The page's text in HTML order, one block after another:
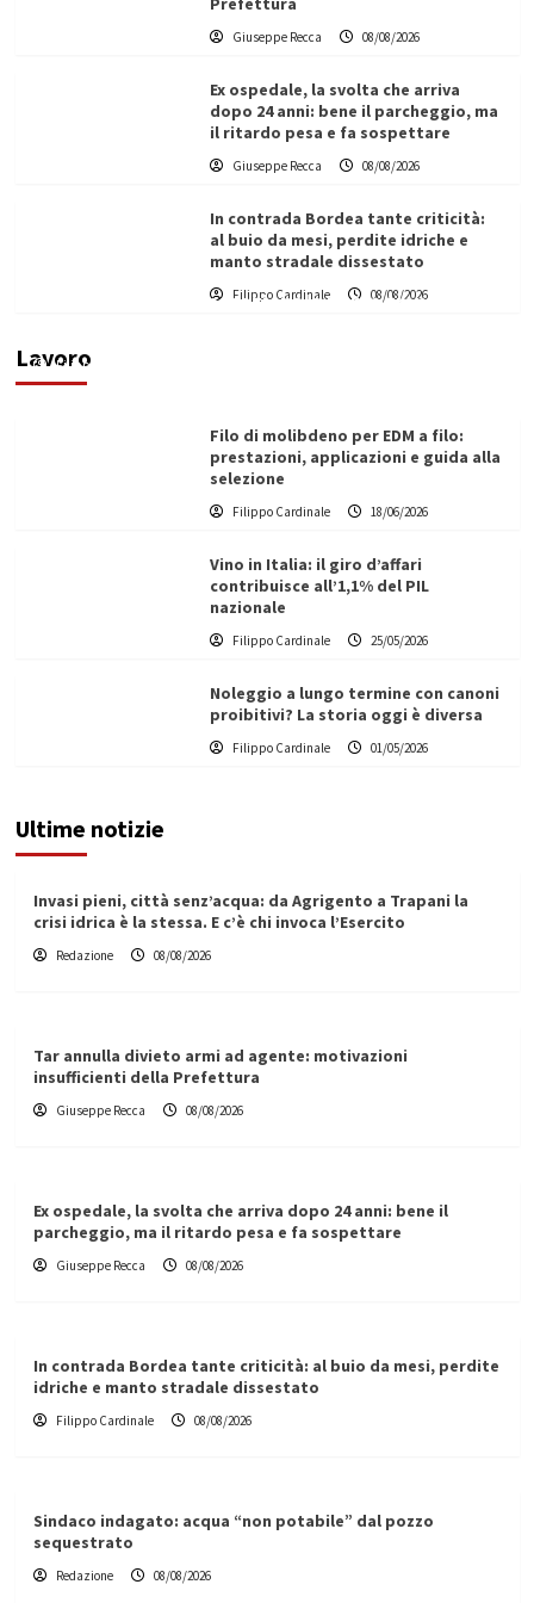
Giuseppe Recca 08/08/2026
Ex ospedale, la svolta che arriva
dopo 24 anni: bene il parcheggio, ma
il ritardo pesa e fa sospettare
Giuseppe Recca 08/08/2026
In contrada Bordea tante criticità:
al buio da mesi, perdite idriche e
manto stradale dissestato
Filippo Cardinale 08/08/2026
Lavoro
L’ingegnere saccense Buscarnera partner chiave
di un progetto transnazionale per la transizione
Filippo Cardinale
Filo di molibdeno per EDM a filo:
prestazioni, applicazioni e guida alla
selezione
Filippo Cardinale 18/06/2026
Vino in Italia: il giro d’affari
contribuisce all’1,1% del PIL
nazionale
Filippo Cardinale 25/05/2026
Noleggio a lungo termine con canoni
proibitivi? La storia oggi è diversa
Filippo Cardinale 01/05/2026
Ultime notizie
Invasi pieni, città senz’acqua: da Agrigento a Trapani la
crisi idrica è la stessa. E c’è chi invoca l’Esercito
Redazione 08/08/2026
Tar annulla divieto armi ad agente: motivazioni
insufficienti della Prefettura
Giuseppe Recca 08/08/2026
Ex ospedale, la svolta che arriva dopo 24 anni: bene il
parcheggio, ma il ritardo pesa e fa sospettare
Giuseppe Recca 08/08/2026
In contrada Bordea tante criticità: al buio da mesi, perdite
idriche e manto stradale dissestato
Filippo Cardinale 08/08/2026
Sindaco indagato: acqua “non potabile” dal pozzo
sequestrato
Redazione 08/08/2026